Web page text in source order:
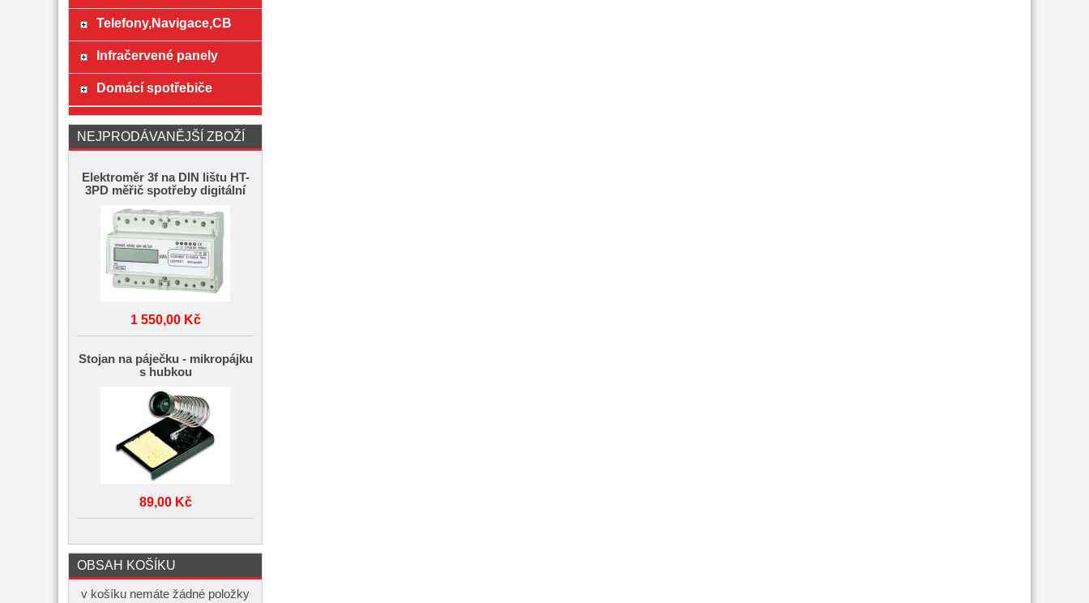
Telefony,Navigace,CB
Infračervené panely
Domácí spotřebiče
NEJPRODÁVANĚJŠÍ ZBOŽÍ
Elektroměr 3f na DIN lištu HT-
3PD měřič spotřeby digitální
1 550,00 Kč
Stojan na páječku - mikropájku
s hubkou
89,00 Kč
OBSAH KOŠÍKU
v košíku nemáte žádné položky